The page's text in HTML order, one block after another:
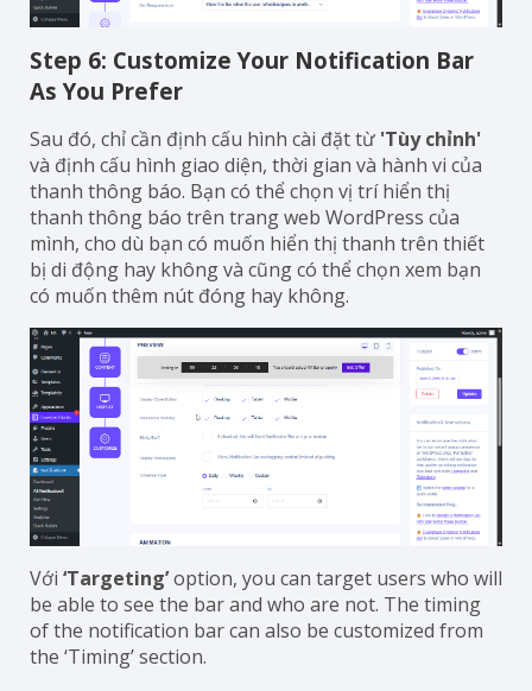
Step 6: Customize Your Notification Bar
As You Prefer
Sau đó, chỉ cần định cấu hình cài đặt từ 'Tùy chỉnh'
và định cấu hình giao diện, thời gian và hành vi của
thanh thông báo. Bạn có thể chọn vị trí hiển thị
thanh thông báo trên trang web WordPress của
mình, cho dù bạn có muốn hiển thị thanh trên thiết
bị di động hay không và cũng có thể chọn xem bạn
có muốn thêm nút đóng hay không.
Với ‘Targeting’option, you can target users who will
be able to see the bar and who are not. The timing
of the notification bar can also be customized from
the ‘Timing’ section.